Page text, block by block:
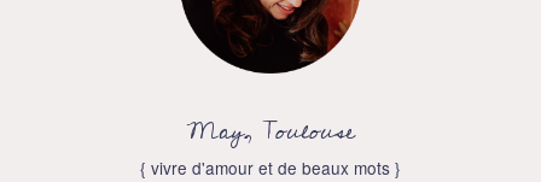
May, Toulouse
{ vivre d'amour et de beaux mots }